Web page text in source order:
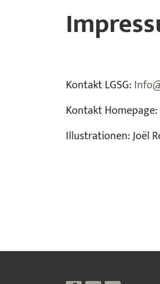
Kontakt LGSG:
Kontakt Homepage:
Illustrationen: Joël